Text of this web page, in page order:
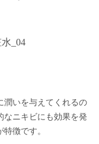
潤いを与えてくれるの
なニキビにも効果を発
徴です。